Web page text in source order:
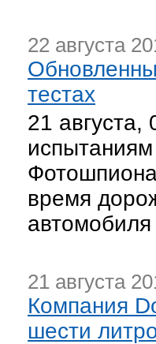
22 августа
тестах
21
время
автомобиля
21 августа
Компания
шести